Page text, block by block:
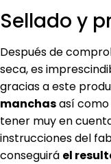
Sellado y
Después de
seca, es
gracias a este
manchasasí
tener muy en
instrucciones del
conseguirá el